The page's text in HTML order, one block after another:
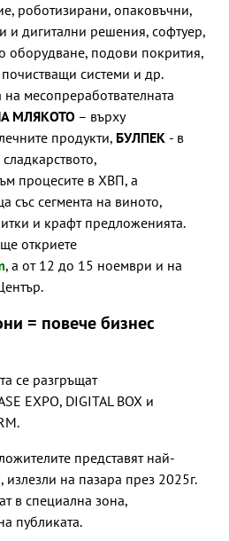
роботизирани, опаковъчни,
и дигитални решения, софтуер,
оборудване, подови покрития,
системи и др.
на месопреработвателната
МЛЯКОТО – върху
продукти, БУЛПЕК - в
процесите в ХВП, а
със сегмента на виното,
и крафт предложенията.
откриете
, а от 12 до 15 ноември и на
= повече бизнес
се разгръщат
EXPO, DIGITAL BOX и
представят най-
на пазара през 2025г.
в специална зона,
публиката.